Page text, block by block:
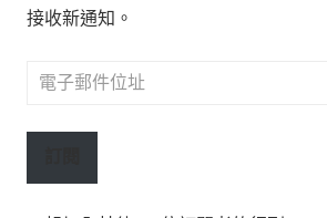
接收新通知。
電
郵